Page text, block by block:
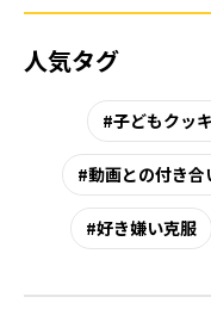
人気タグ
子どもクッ
動画との付き合
好き嫌い克服